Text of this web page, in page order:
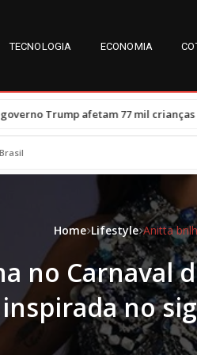
TECNOLOGIA ECONOMIA
77 mil crianças•Trégua entre
Brasil
Home Lifestyle
no Carnaval
inspirada no